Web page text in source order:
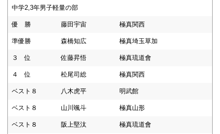
中学2,3年男子軽量の部
優 勝 藤田宇宙 極真関西
準優勝 森橋知広 極真埼玉草加
３ 位 佐藤昇悟 極真琉道會
４ 位 松尾司総 極真関西
ベスト８ 八木虎平 明武館
ベスト８ 山川颯斗 極真山形
ベスト８ 阪上堅汰 極真琉道會